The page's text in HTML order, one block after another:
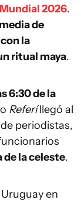
Mundial 2026.
de
la
ritual maya.
6:30 de la
Referíllegó al
periodistas,
la celeste.
en